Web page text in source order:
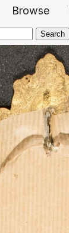
Browse
Search